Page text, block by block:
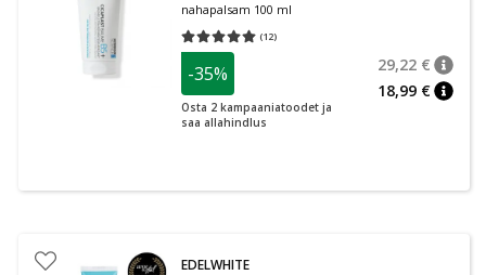
nahapalsam 100 ml
(12)
Keskmine hinnang 5.00
-35%
Osta 2 kampaaniatoodet ja
saa allahindlus
29,22 €
18,99 €
EDELWHITE